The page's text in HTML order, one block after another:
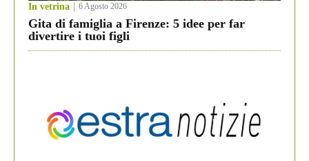
In vetrina 6 Agosto 2026
Gita di famiglia a Firenze: 5 idee per far
divertire i tuoi figli